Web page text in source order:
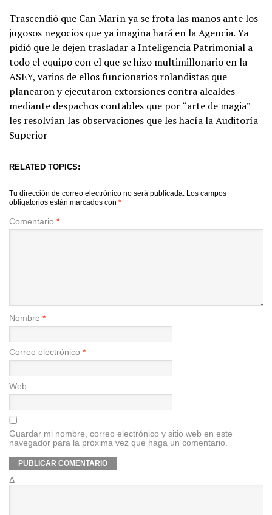
Trascendió que Can Marín ya se frota las manos ante los
jugosos negocios que ya imagina hará en la Agencia. Ya
pidió que le dejen trasladar a Inteligencia Patrimonial a
todo el equipo con el que se hizo multimillonario en la
ASEY, varios de ellos funcionarios rolandistas que
planearon y ejecutaron extorsiones contra alcaldes
mediante despachos contables que por “arte de magia”
les resolvían las observaciones que les hacía la Auditoría
Superior
RELATED TOPICS:
Tu dirección de correo electrónico no será publicada. Los campos
obligatorios están marcados con *
Comentario *
Nombre *
Correo electrónico *
Web
Guardar mi nombre, correo electrónico y sitio web en este
navegador para la próxima vez que haga un comentario.
Δ